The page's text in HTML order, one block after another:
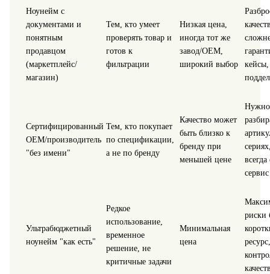
Ноунейм с
документами и
понятным
продавцом
(маркетплейс/
магазин)
Тем, кто умеет
проверять товар и
готов к
фильтрации
Низкая цена,
иногда тот же
завод/OEM,
широкий выбор
Сертифицированный
OEM/производитель
"без имени"
Тем, кто покупает
по спецификации,
а не по бренду
Качество может
быть близко к
бренду при
меньшей цене
Нужно
всегда
сервис
Ультрабюджетный
ноунейм "как есть"
Редкое
использование,
временное
решение, не
критичные задачи
Минимальная
цена
риски